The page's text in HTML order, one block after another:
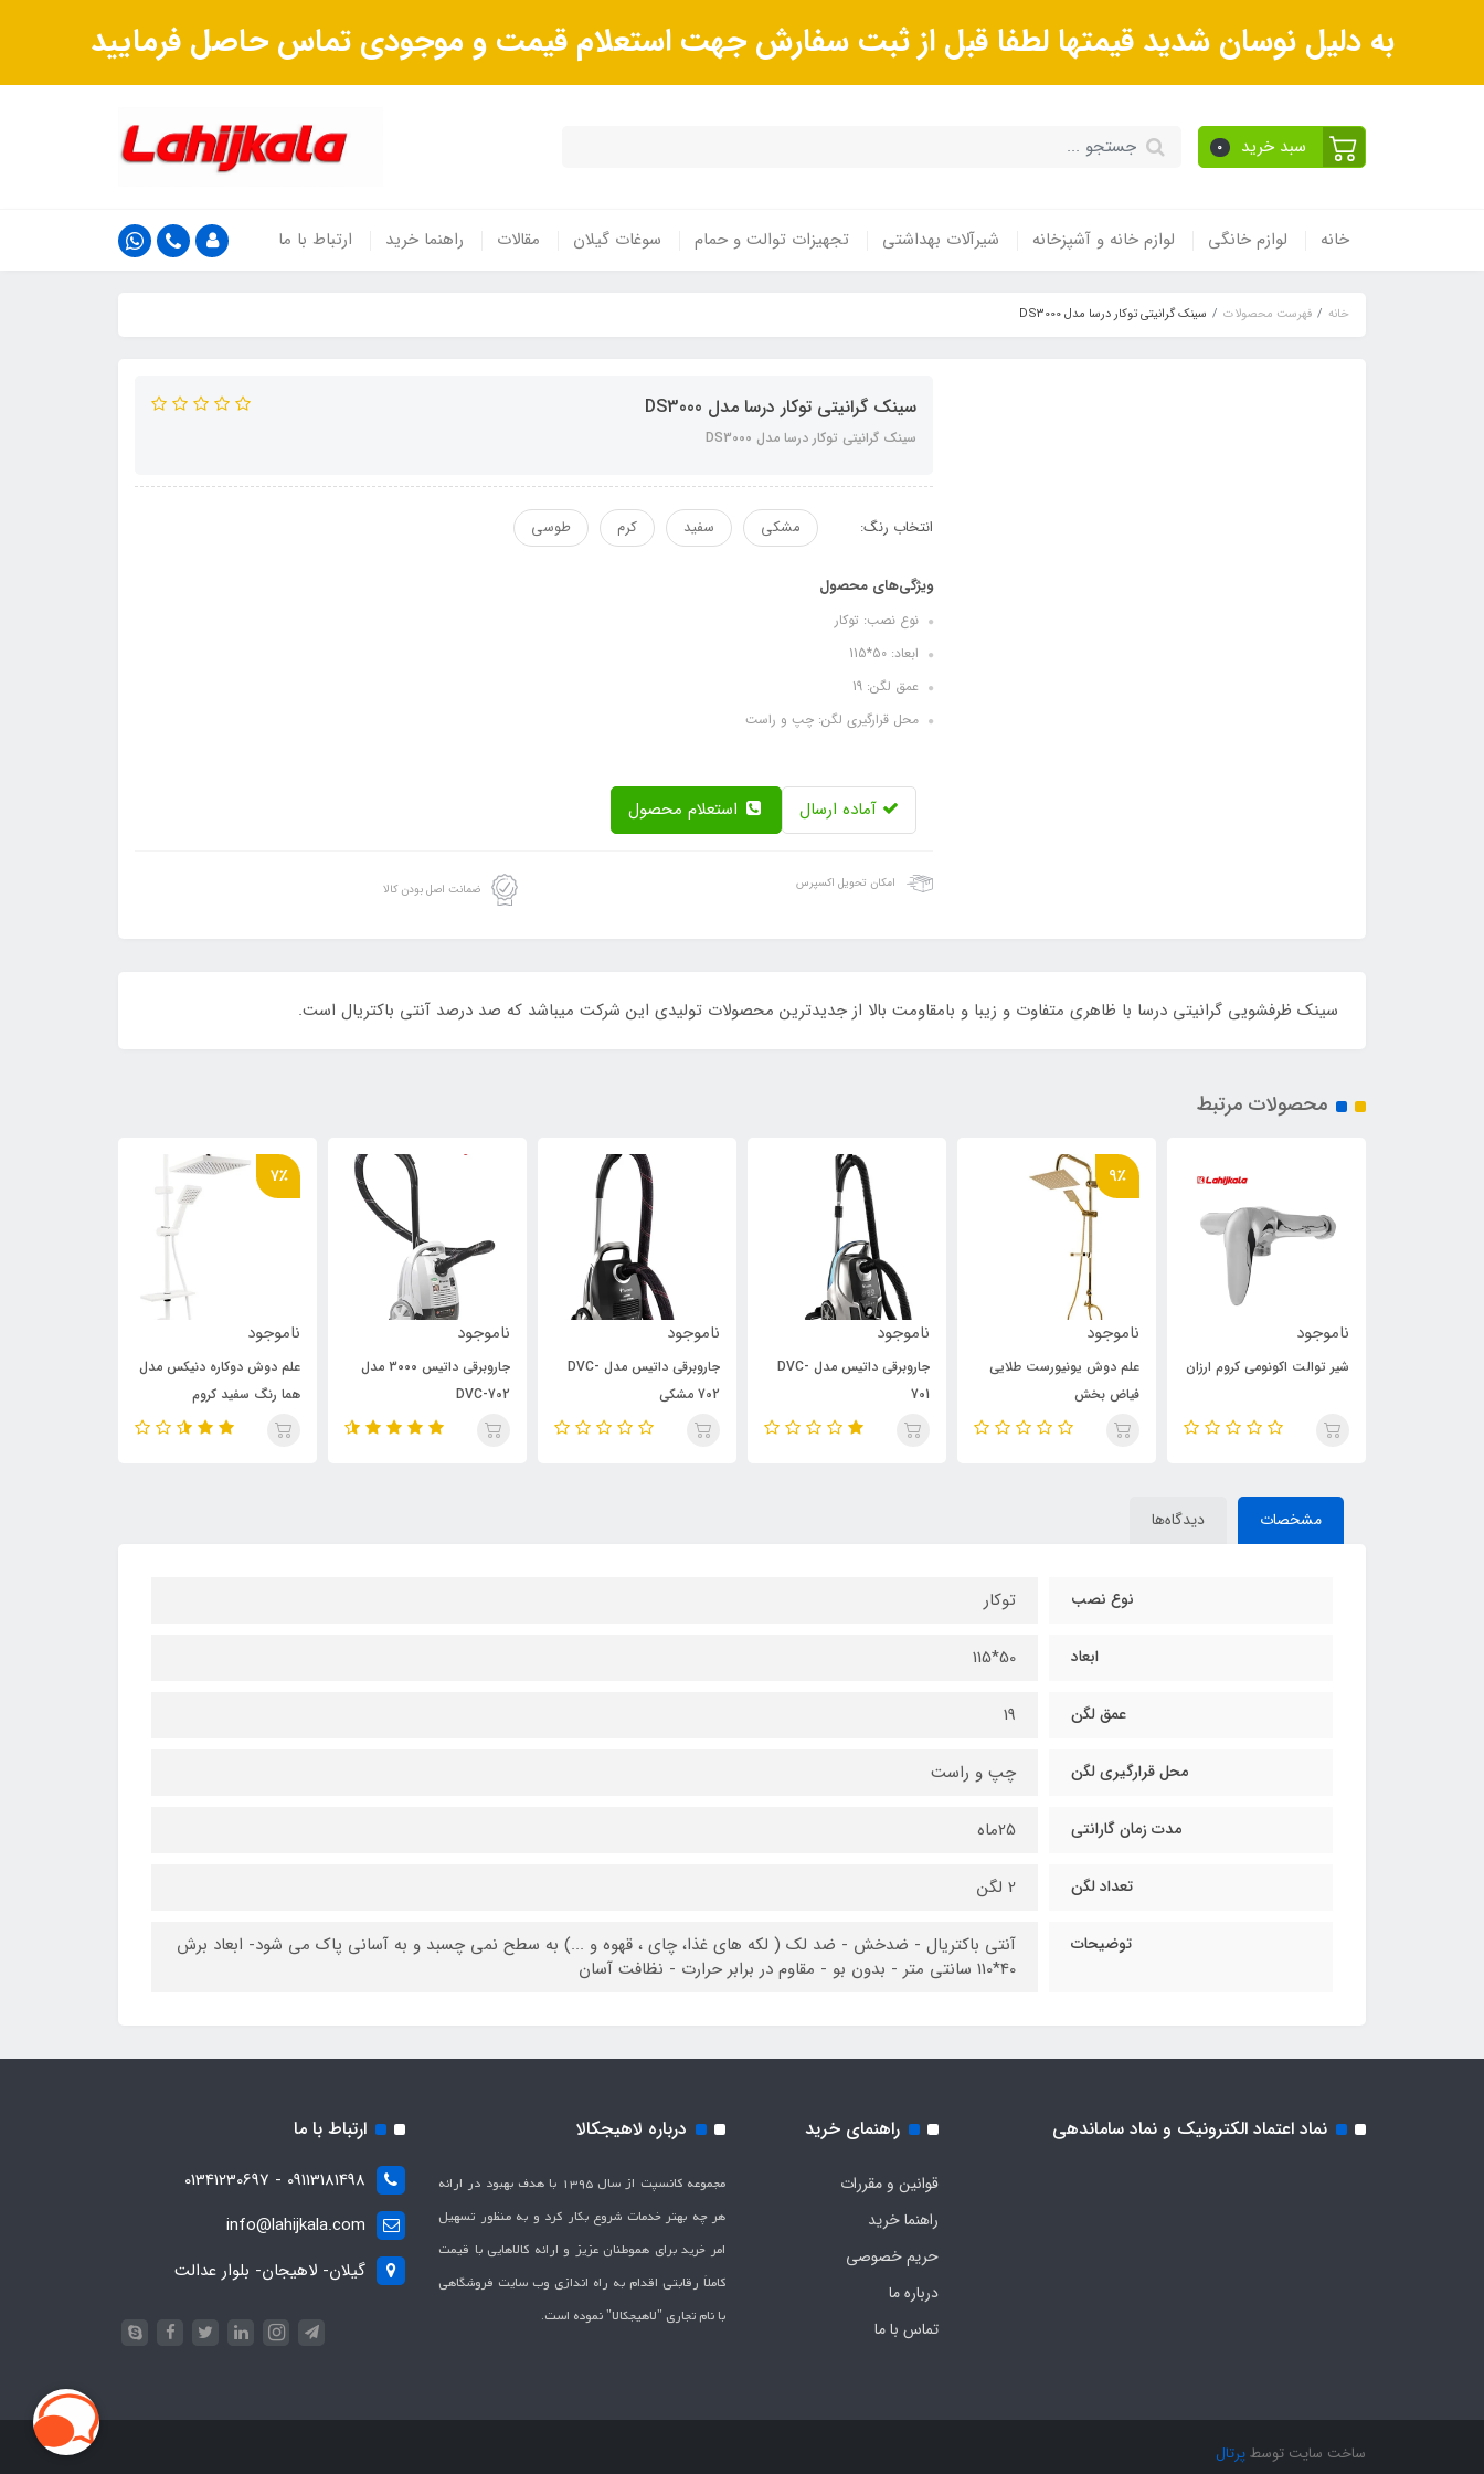
به دلیل نوسان شدید قیمتها لطفا قبل از ثبت سفارش جهت استعلام قیمت و موجودی تماس حاصل فرمایید
سبد خرید 0
خانه لوازم خانگی لوازم خانه و آشپزخانه شیرآلات بهداشتی تجهیزات توالت و حمام سوغات گیلان مقالات راهنما خرید ارتباط با ما
خانه فهرست محصولات سینک گرانیتی توکار درسا مدل DS3000
سینک گرانیتی توکار درسا مدل DS3000
سینک گرانیتی توکار درسا مدل DS3000
انتخاب رنگ: مشکی سفید کرم طوسی
ویژگی‌های محصول
نوع نصب: توکار
ابعاد: 50*115
عمق لگن: 19
محل قرارگیری لگن: چپ و راست
آماده ارسال
امکان تحویل اکسپرس ضمانت اصل بودن کالا
سینک ظرفشویی گرانیتی درسا با ظاهری متفاوت و زیبا و بامقاومت بالا از جدیدترین محصولات تولیدی این شرکت میباشد که صد درصد آنتی باکتریال است.
محصولات مرتبط
ناموجود
شیر توالت اکونومی کروم ارزان
9٪
ناموجود
علم دوش یونیورست طلایی
فیاض بخش
ناموجود
جاروبرقی داتیس مدل DVC-
701
ناموجود
جاروبرقی داتیس مدل DVC-
702 مشکی
ناموجود
جاروبرقی داتیس 3000 مدل
DVC-702
7٪
ناموجود
علم دوش دوکاره دنیکس مدل
هما رنگ سفید کروم
مشخصات دیدگاه‌ها
نوع نصب توکار
ابعاد 50*115
عمق لگن 19
محل قرارگیری لگن چپ و راست
مدت زمان گارانتی 25ماه
تعداد لگن 2 لگن
توضیحات
آنتی باکتریال - ضدخش - ضد لک ( لکه های غذا، چای ، قهوه و ...) به سطح نمی چسبد و به آسانی پاک می شود- ابعاد برش
40*110 سانتی متر - بدون بو - مقاوم در برابر حرارت - نظافت آسان
نماد اعتماد الکترونیک و نماد ساماندهی راهنمای خرید
قوانین و مقررات
راهنما خرید
حریم خصوصی
درباره ما
تماس با ما
درباره لاهیجکالا
مجموعه کانسپت از سال 1395 با هدف بهبود در ارائه
هر چه بهتر خدمات شروع بکار کرد و به منظور تسهیل
امر خرید برای هموطنان عزیز و ارائه کالاهایی با قیمت
کاملاَ رقابتی اقدام به راه اندازی وب سایت فروشگاهی
با نام تجاری "لاهیج­کالا" نموده است.
ارتباط با ما
09113181498 - 01341230697
info@lahijkala.com
گیلان- لاهیجان- بلوار عدالت
ساخت سایت توسطپرتال